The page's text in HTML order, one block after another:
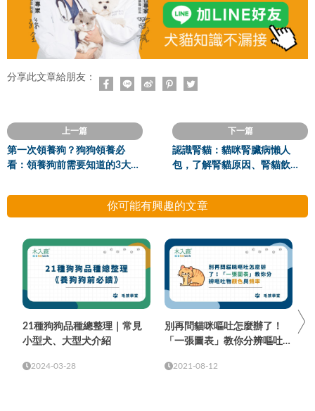
分享此文章給朋友：
上一篇
第一次領養狗？狗狗領養必
看：領養狗前需要知道的3大重
下一篇
認識腎貓：貓咪腎臟病懶人
包，了解腎貓原因、腎貓飲
你可能有興趣的文章
21種狗狗品種總整理｜常見
小型犬、大型犬介紹
2024-03-28
別再問貓咪嘔吐怎麼辦了！
「一張圖表」教你分辨嘔吐物
2021-08-12